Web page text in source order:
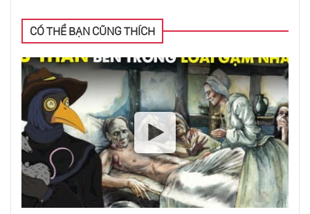
Phép Lạ Tiềm Ẩn Của Thế Giới Tự Nhiên
Một Bí Mật Ở Triều Tiên
Bạn Có Thể Phát Triển Các Tế Bào Não Mới.
Đây Là Cách
Những Gì Bạn Chưa Biết Về Hôn Nhân
CÓ THỂ BẠN CŨNG THÍCH